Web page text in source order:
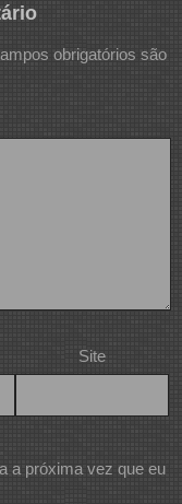
obrigatórios são
Site
a próxima vez que eu